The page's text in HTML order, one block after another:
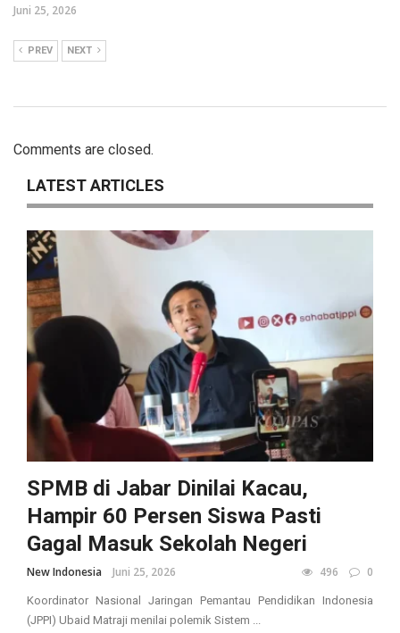
Juni 25, 2026
PREV NEXT
Comments are closed.
LATEST ARTICLES
SPMB di Jabar Dinilai Kacau,
Hampir 60 Persen Siswa Pasti
Gagal Masuk Sekolah Negeri
New Indonesia Juni 25, 2026 496 0
Koordinator Nasional Jaringan Pemantau Pendidikan Indonesia
(JPPI) Ubaid Matraji menilai polemik Sistem ...